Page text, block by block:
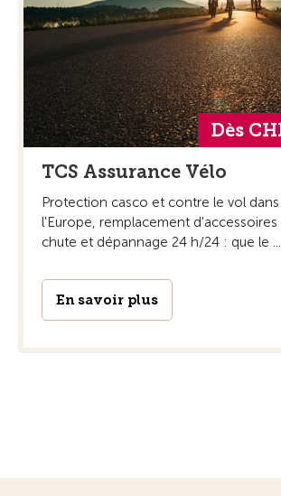
Dès
TCS Assurance Vélo
Protection casco et contre le vol
l'Europe, remplacement d'accessoires
chute et dépannage 24 h/24 : que le ...
En savoir plus